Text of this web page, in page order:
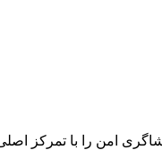
امن را با تمرکز